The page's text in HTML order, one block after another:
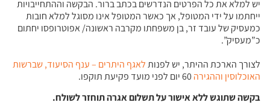
יש למלא את כל הפרטים הנדרשים בכתב ברור. הבקשה וההתחייבויות
ייחתמו על ידי המטופל, אך כאשר המטופל אינו מסוגל למלא חובות
כמעסיק של עובד זר, בן משפחתו מקרבה ראשונה/ אפוטרופסו יחתום
כ”מעסיק”.
לצורך הארכת ההיתר, יש לפנותלאגף היתרים – ענף הסיעוד, שברשות
האוכלוסין וההגירה
בקשה שתוגש ללא אישור על תשלום אגרה תוחזר לשולח.